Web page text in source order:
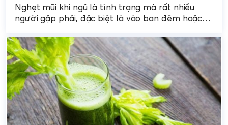
Nghẹt mũi khi ngủ là tình trạng mà rất nhiều
người gặp phải, đặc biệt là vào ban đêm hoặc